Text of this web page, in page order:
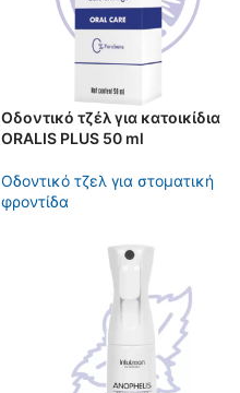
Οδοντικό τζέλ για κατοικίδια
ORALIS PLUS 50 ml
Οδοντικό τζελ για στοματική
φροντίδα